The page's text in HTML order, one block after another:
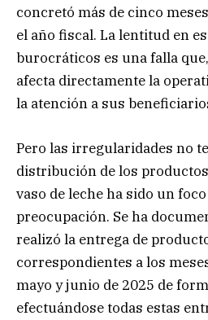
concretó más de cinco
el año fiscal. La lentitud en
burocráticos es una falla
afecta directamente la
la atención a sus
Pero las irregularidades no
distribución de los
vaso de leche ha sido un
preocupación. Se ha
realizó la entrega de
correspondientes a los
mayo y junio de 2025 de
efectuándose todas estas